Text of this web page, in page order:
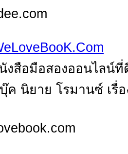
งสือมือสองออนไลน์
ค นิยาย โรมานซ์ เรื่